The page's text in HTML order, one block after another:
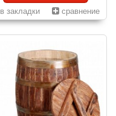
в закладки сравнение